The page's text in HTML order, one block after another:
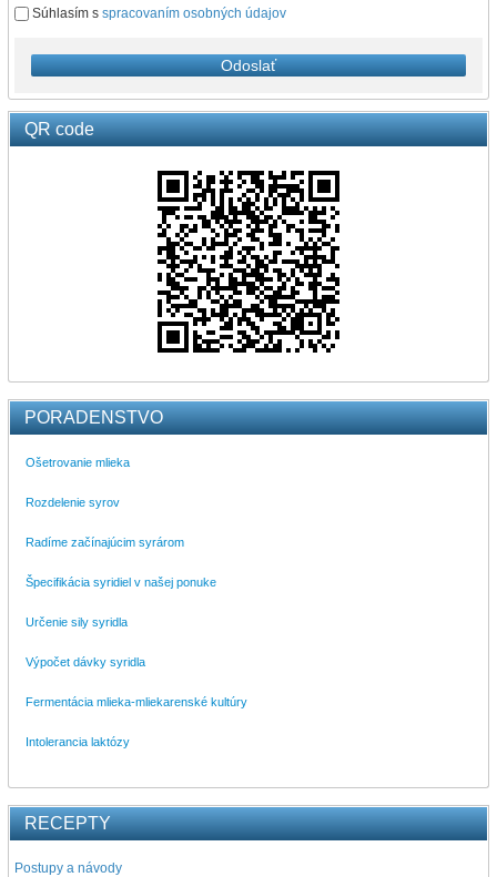
PORADENSTVO
Ošetrovanie mlieka
Rozdelenie syrov
Radíme začínajúcim syrárom
Špecifikácia syridiel v našej ponuke
Určenie sily syridla
Výpočet dávky syridla
Fermentácia mlieka-mliekarenské kultúry
Intolerancia laktózy
RECEPTY
Postupy a návody
Súhlasím s spracovaním osobných údajov
Odoslať
QR code